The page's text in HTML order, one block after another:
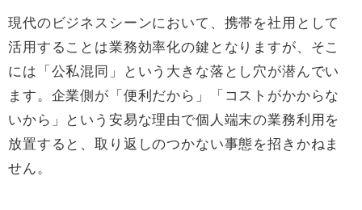
現代のビジネスシーンにおいて、携帯を社用として
活用することは業務効率化の鍵となりますが、そこ
には「公私混同」という大きな落とし穴が潜んでい
ます。企業側が「便利だから」「コストがかからな
いから」という安易な理由で個人端末の業務利用を
放置すると、取り返しのつかない事態を招きかねま
せん。